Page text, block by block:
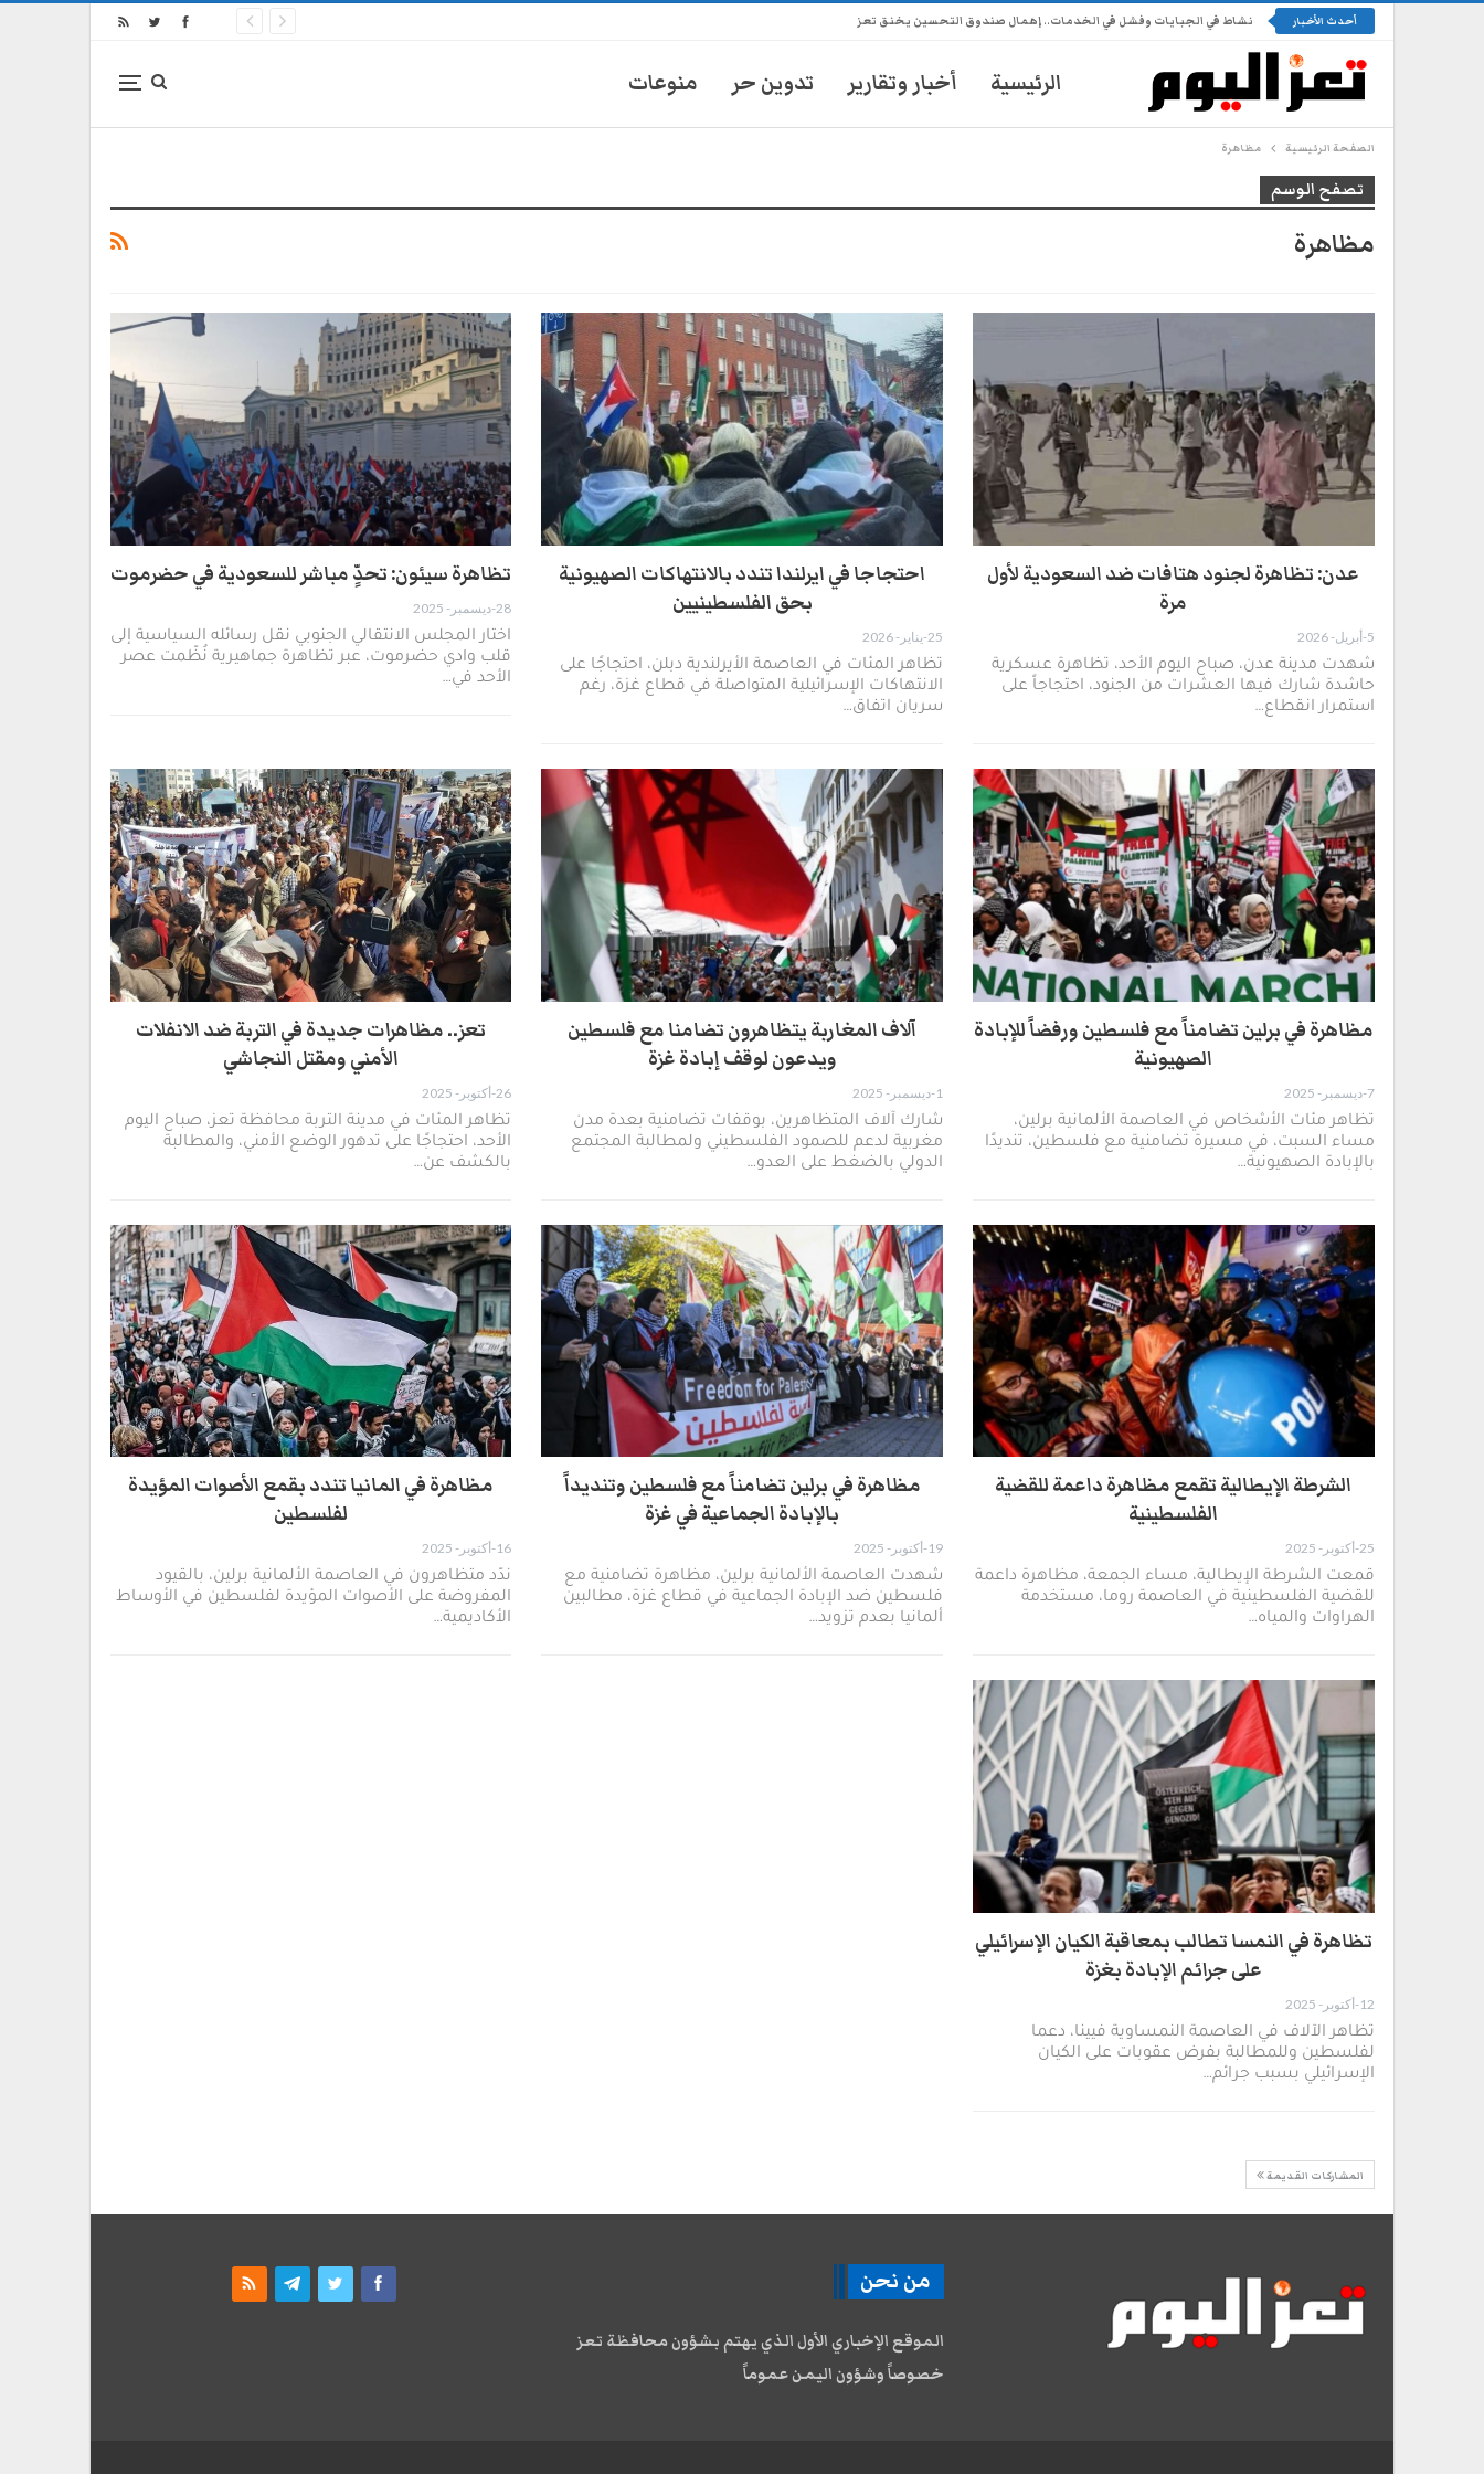
أحدث الأخبار نشاط في الجبايات وفشل في الخدمات.. إهمال صندوق التحسين يخنق تعز
الرئيسية أخبار وتقارير تدوين حر منوعات
الصفحة الرئيسية مظاهرة
تصفح الوسم
مظاهرة
عدن: تظاهرة لجنود هتافات ضد السعودية لأول
مرة
5-أبريل- 2026
​شهدت مدينة عدن، صباح اليوم الأحد، تظاهرة عسكرية
حاشدة شارك فيها العشرات من الجنود، احتجاجاً على
استمرار انقطاع…
احتجاجا في ايرلندا تندد بالانتهاكات الصهيونية
بحق الفلسطينيين
25-يناير- 2026
تظاهر المئات في العاصمة الأيرلندية دبلن، احتجاجًا على
الانتهاكات الإسرائيلية المتواصلة في قطاع غزة، رغم
سريان اتفاق…
تظاهرة سيئون: تحدٍّ مباشر للسعودية في حضرموت
28-ديسمبر- 2025
اختار المجلس الانتقالي الجنوبي نقل رسائله السياسية إلى
قلب وادي حضرموت، عبر تظاهرة جماهيرية نُظّمت عصر
الأحد في…
مظاهرة في برلين تضامناً مع فلسطين ورفضاً للإبادة
الصهيونية
7-ديسمبر- 2025
تظاهر مئات الأشخاص في العاصمة الألمانية برلين،
مساء السبت، في مسيرة تضامنية مع فلسطين، تنديدًا
بالإبادة الصهيونية…
آلاف المغاربة يتظاهرون تضامنا مع فلسطين
ويدعون لوقف إبادة غزة
1-ديسمبر- 2025
شارك آلاف المتظاهرين، بوقفات تضامنية بعدة مدن
مغربية لدعم للصمود الفلسطيني ولمطالبة المجتمع
الدولي بالضغط على العدو…
تعز.. مظاهرات جديدة في التربة ضد الانفلات
الأمني ومقتل النجاشي
26-أكتوبر- 2025
تظاهر المئات في مدينة التربة محافظة تعز، صباح اليوم
الأحد، احتجاجًا على تدهور الوضع الأمني، والمطالبة
بالكشف عن…
الشرطة الإيطالية تقمع مظاهرة داعمة للقضية
الفلسطينية
25-أكتوبر- 2025
قمعت الشرطة الإيطالية، مساء الجمعة، مظاهرة داعمة
للقضية الفلسطينية في العاصمة روما، مستخدمة
الهراوات والمياه…
مظاهرة في برلين تضامناً مع فلسطين وتنديداً
بالإبادة الجماعية في غزة
19-أكتوبر- 2025
شهدت العاصمة الألمانية برلين، مظاهرة تضامنية مع
فلسطين ضد الإبادة الجماعية في قطاع غزة، مطالبين
ألمانيا بعدم تزويد…
مظاهرة في المانيا تندد بقمع الأصوات المؤيدة
لفلسطين
16-أكتوبر- 2025
ندّد متظاهرون في العاصمة الألمانية برلين، بالقيود
المفروضة على الأصوات المؤيدة لفلسطين في الأوساط
الأكاديمية…
تظاهرة في النمسا تطالب بمعاقبة الكيان الإسرائيلي
على جرائم الإبادة بغزة
12-أكتوبر- 2025
تظاهر الآلاف في العاصمة النمساوية فيينا، دعما
لفلسطين وللمطالبة بفرض عقوبات على الكيان
الإسرائيلي بسبب جرائم…
المشاركات القديمة
من نحن
الموقع الإخباري الأول الذي يهتم بشؤون محافظة تعز
خصوصاً وشؤون اليمن عموماً